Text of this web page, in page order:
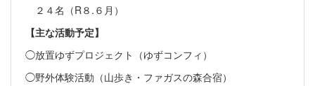
２４名（R８.６月）
【主な活動予定】
◯放置ゆずプロジェクト（ゆずコンフィ）
◯野外体験活動（山歩き・ファガスの森合宿）